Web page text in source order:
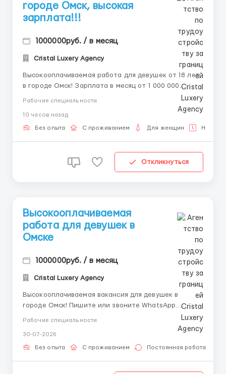
городе Oмcк, высокая
зарплата!!!
1000000руб. / в месяц
Cristal Luxery Agency
Высокооплачиваемая работа для девушек от 18 лет
в городе Омск! Зарплата в месяц от 1 000 000
рублей. 📲💌 Наши контакты Telegram, WhatsApp
или звоните наш менеджер ответит тебе на все
интересующие тебя вопросы 24/7 и развеет твои
Рабочие специальности
10 часов назад
Без опыта С проживанием Для женщин
Откликнуться
Высокооплачиваемая
работа для девушек в
Омcке
1000000руб. / в месяц
Cristal Luxery Agency
Высокооплачиваемая вакансия для девушек в
городе Омск! Пишите или звоните WhatsApp
Telegram +79922089999 Ищем привлекательных,
уверенных в себе девушек для работы в сфере
эскорта. Это уникальная возможность начать
зарабатывать действительно достойные деньги и
Рабочие специальности
30-07-2026
Без опыта С проживанием Постоянная работа